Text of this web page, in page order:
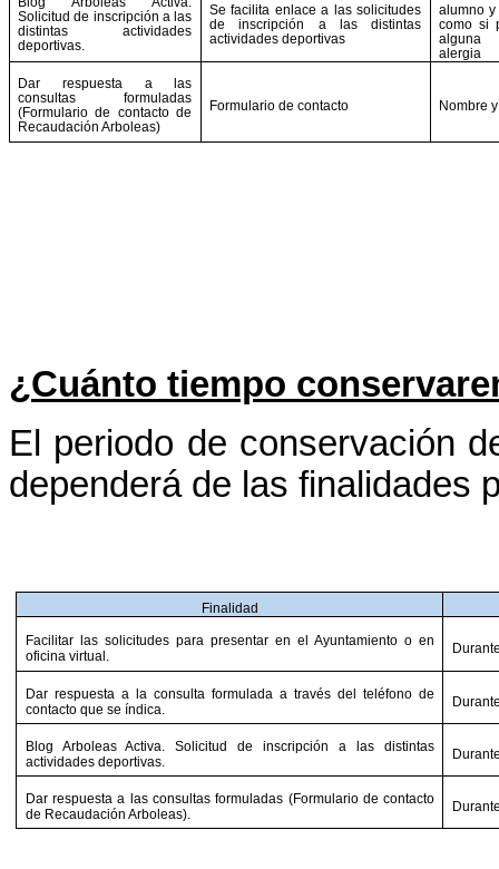
Solicitud de inscripción a las
distintas actividades
deportivas.
Se facilita enlace a las solicitudes
de inscripción a las distintas
actividades deportivas
alumno
como si
alguna
alergia
Dar respuesta a las
consultas formuladas
(Formulario de contacto de
Recaudación Arboleas)
Formulario de contacto Nombre
¿Cuánto tiempo
El periodo de conservación
dependerá de las finalidades
Finalidad
Facilitar las solicitudes para presentar en el Ayuntamiento o en
oficina virtual.
Dar respuesta a la consulta formulada a través del teléfono de
contacto que se índica.
Blog Arboleas Activa. Solicitud de inscripción a las distintas
actividades deportivas.
Dar respuesta a las consultas formuladas (Formulario de contacto
de Recaudación Arboleas).